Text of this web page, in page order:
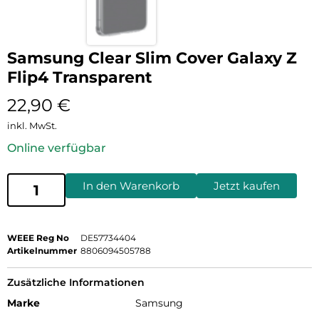
Samsung Clear Slim Cover Galaxy Z
Flip4 Transparent
22,90 €
inkl. MwSt.
Online verfügbar
In den Warenkorb Jetzt kaufen
WEEE Reg No
DE57734404
Artikelnummer 8806094505788
Zusätzliche Informationen
Marke
Samsung